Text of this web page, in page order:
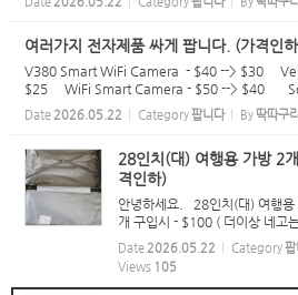
33
여러가지 전자제품 싸게 팝니다. (가격인
V380 Smart WiFi Camera - $40 --> $30
$25 WiFi Smart Camera - $50 --> $40
H96 MAX (스마트 TV 박스) - $40 --> $30
방용 전자저...
Date 2026.05.22 Category팝니다 By 딱따구리
28인치(대) 여행용 가방 2
격인하)
안녕하세요. 28인치(대) 여행
개 구입시 - $100 ( 더이상 네고
해밀턴 시티 입니다. 문자 주시
100 5033
Date 2026.05.22 Category팝
Views 105